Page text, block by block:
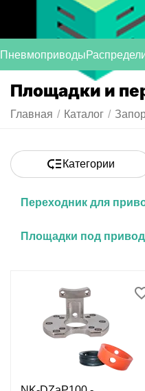
Пневмоприводы
Площадки и
Главная / Каталог /
Категории
Переходник для
Площадки под привод